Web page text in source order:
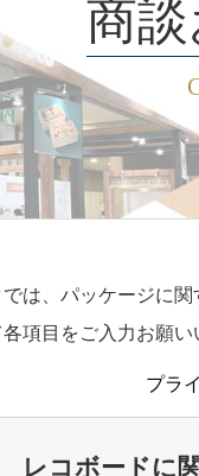
商
は、パッケージに
項目をご入力お願
プラ
レコボードに